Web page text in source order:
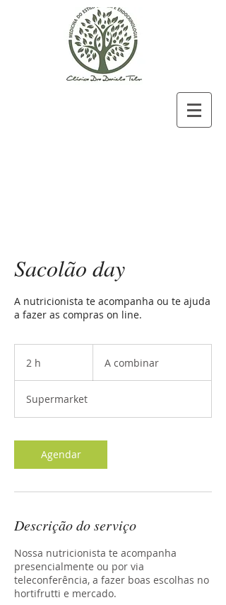
Sacolão day
A nutricionista te acompanha ou te ajuda
a fazer as compras on line.
2 h A combinar
Supermarket
Agendar
Descrição do serviço
Nossa nutricionista te acompanha
presencialmente ou por via
teleconferência, a fazer boas escolhas no
hortifrutti e mercado.